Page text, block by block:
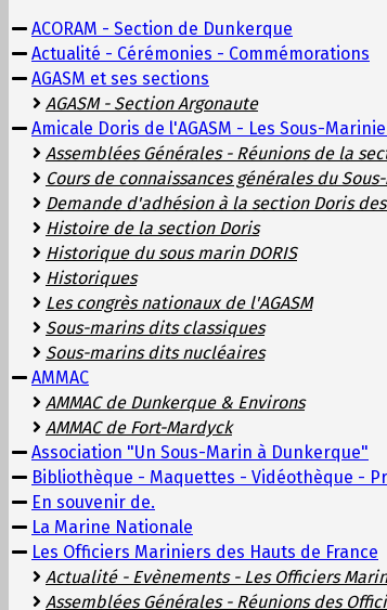
ACORAM - Section de Dunkerque
Actualité - Cérémonies - Commémorations
AGASM et ses sections
AGASM - Section Argonaute
Amicale Doris de l'AGASM - Les Sous-
Assemblées Générales - Réunions de la
Cours de connaissances générales du
Demande d'adhésion à la section Doris
Histoire de la section Doris
Historique du sous marin DORIS
Historiques
Les congrès nationaux de l'AGASM
Sous-marins dits classiques
Sous-marins dits nucléaires
AMMAC
AMMAC de Dunkerque & Environs
AMMAC de Fort-Mardyck
Association "Un Sous-Marin à Dunkerque"
Bibliothèque - Maquettes - Vidéothèque -
En souvenir de.
La Marine Nationale
Les Officiers Mariniers des Hauts de France
Actualité - Evènements - Les Officiers
Assemblées Générales - Réunions des